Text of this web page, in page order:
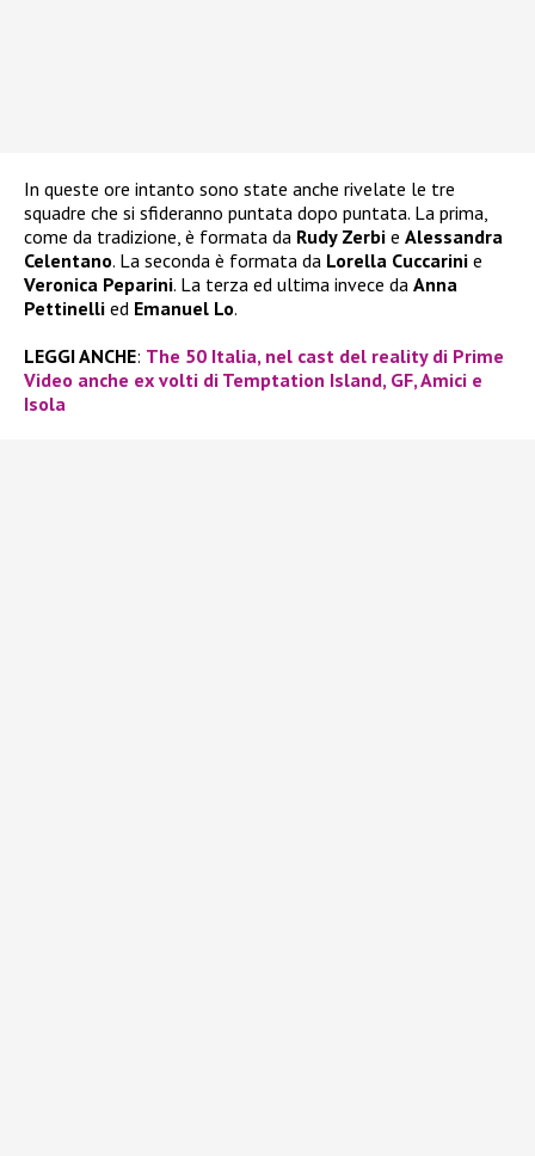
In queste ore intanto sono state anche rivelate le tre
squadre che si sfideranno puntata dopo puntata. La prima,
come da tradizione, è formata da Rudy Zerbi e Alessandra
Celentano. La seconda è formata da Lorella Cuccarini e
Veronica Peparini. La terza ed ultima invece da Anna
Pettinelli ed Emanuel Lo.
LEGGI ANCHE: The 50 Italia, nel cast del reality di Prime
Video anche ex volti di Temptation Island, GF, Amici e
Isola